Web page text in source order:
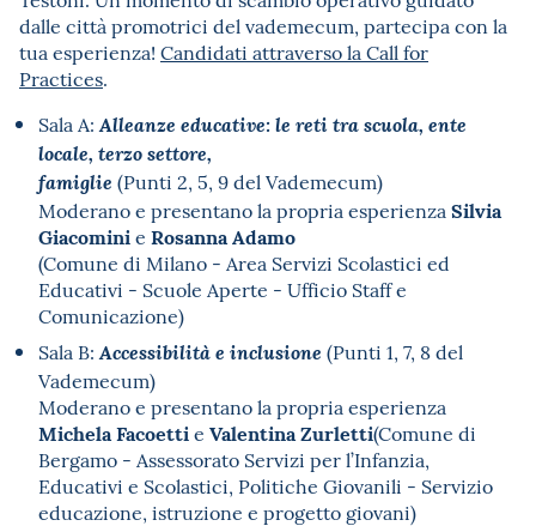
dalle città promotrici del vademecum, partecipa con la
tua esperienza! Candidati attraverso la Call for
Practices.
Sala A: Alleanze educative: le reti tra scuola, ente
locale, terzo settore,
famiglie (Punti 2, 5, 9 del Vademecum)
Moderano e presentano la propria esperienza Silvia
Giacominie Rosanna Adamo
(Comune di Milano - Area Servizi Scolastici ed
Educativi - Scuole Aperte - Ufficio Staff e
Comunicazione)
Sala B: Accessibilità e inclusione (Punti 1, 7, 8 del
Vademecum)
Moderano e presentano la propria esperienza
Michela Facoettie Valentina Zurletti(Comune di
Bergamo - Assessorato Servizi per l’Infanzia,
Educativi e Scolastici, Politiche Giovanili - Servizio
educazione, istruzione e progetto giovani)